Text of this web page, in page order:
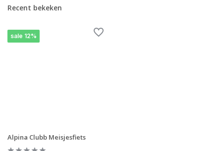
Recent bekeken
sale 12%
Alpina Clubb Meisjesfiets